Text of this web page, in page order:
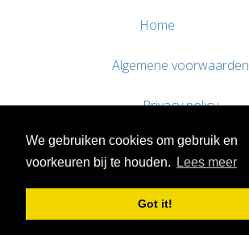
We gebruiken cookies om gebruik en
voorkeuren bij te houden.
Lees meer
Got it!
Home
Algemene voorwaarden
Privacy policy
Contact / Support